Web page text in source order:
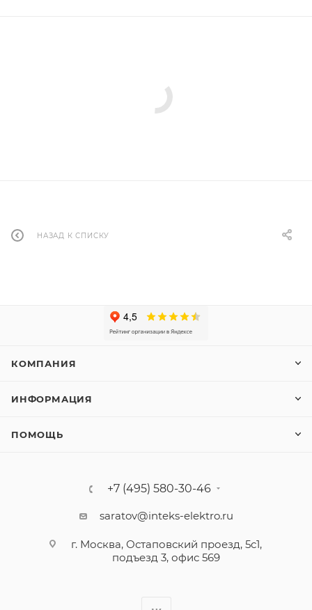
НАЗАД К СПИСКУ
КОМПАНИЯ
ИНФОРМАЦИЯ
ПОМОЩЬ
+7 (495) 580-30-46
saratov@inteks-elektro.ru
г. Москва, Остаповский проезд, 5с1,
подъезд 3, офис 569